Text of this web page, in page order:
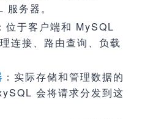
务器。
：位于客户端和 MySQL
连接、路由查询、负载
：实际存储和管理数据的
会将请求分发到这